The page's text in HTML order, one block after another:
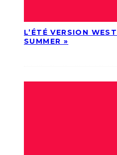
L’ÉTÉ VERSION
SUMMER »